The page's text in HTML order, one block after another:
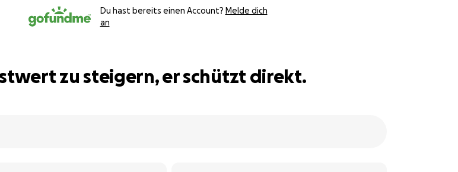
Du hast bereits einen Account? Melde dich
an
zu steigern, er schützt direkt.